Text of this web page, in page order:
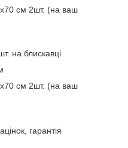
см 2шт. (на ваш
на блискавці
см 2шт. (на ваш
гарантія